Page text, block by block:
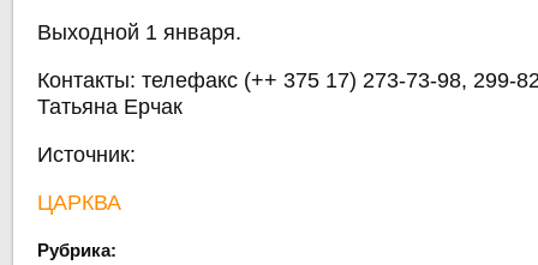
Выходной 1 января.
Контакты: телефакс (++ 375 17) 273-73-98, 299-
Татьяна Ерчак
Источник:
ЦАРКВА
Рубрика: